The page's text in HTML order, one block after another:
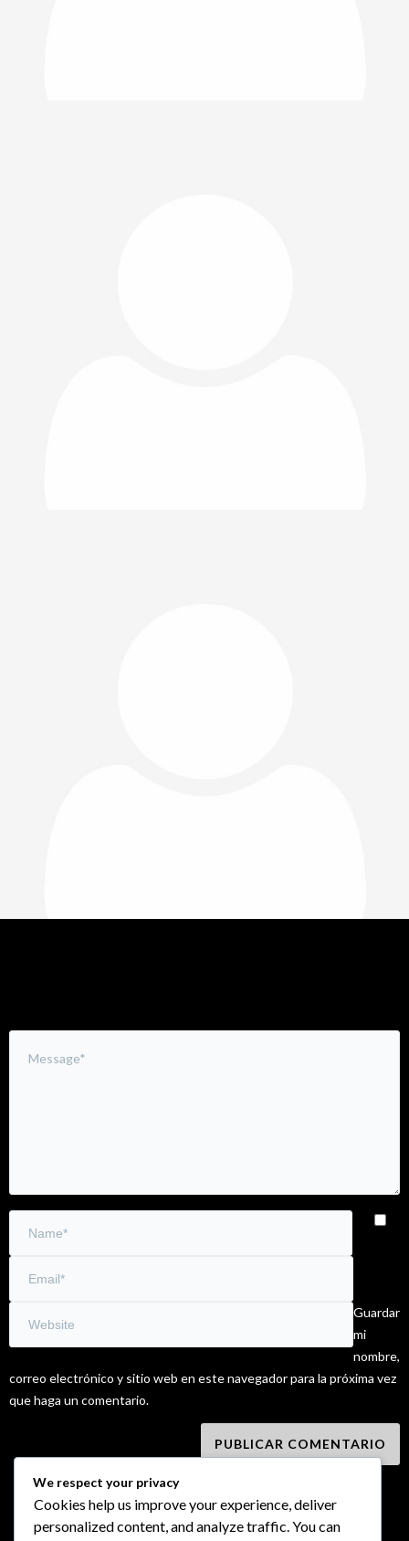
Guardar
mi
nombre,
correo electrónico y sitio web en este navegador para la próxima vez
que haga un comentario.
We respect your privacy
Cookies help us improve your experience, deliver
personalized content, and analyze traffic. You can